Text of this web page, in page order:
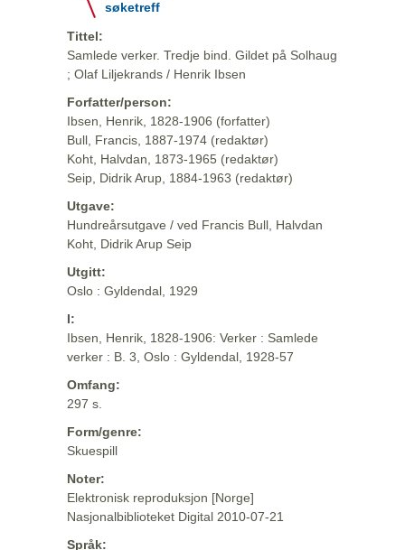
søketreff
Tittel:
Samlede verker. Tredje bind. Gildet på Solhaug
; Olaf Liljekrands / Henrik Ibsen
Forfatter/person:
Ibsen, Henrik, 1828-1906 (forfatter)
Bull, Francis, 1887-1974 (redaktør)
Koht, Halvdan, 1873-1965 (redaktør)
Seip, Didrik Arup, 1884-1963 (redaktør)
Utgave:
Hundreårsutgave / ved Francis Bull, Halvdan
Koht, Didrik Arup Seip
Utgitt:
Oslo : Gyldendal, 1929
I:
Ibsen, Henrik, 1828-1906: Verker : Samlede
verker : B. 3, Oslo : Gyldendal, 1928-57
Omfang:
297 s.
Form/genre:
Skuespill
Noter:
Elektronisk reproduksjon [Norge]
Nasjonalbiblioteket Digital 2010-07-21
Språk: